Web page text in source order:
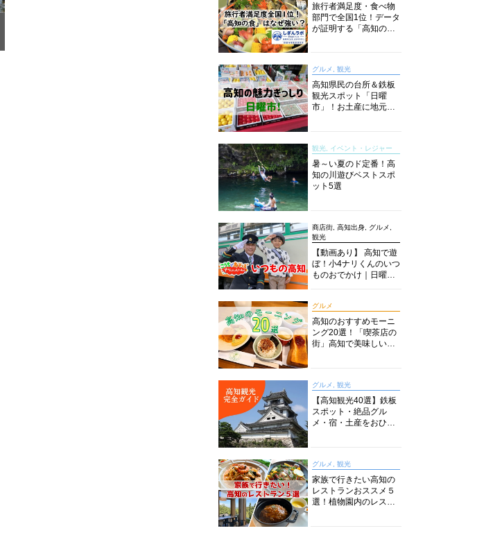
旅行者満足度・食べ物
部門で全国1位！データ
が証明する「高知の
グルメ, 観光
高知県民の台所＆鉄板
観光スポット「日曜
市」！お土産に地元野
説！
観光, イベント・レジャー
暑～い夏のド定番！高
知の川遊びベストスポ
ット5選
商店街, 高知出身, グルメ,
観光
【動画あり】 高知で遊
ぼ！小4ナリくんのいつ
ものおでかけ｜日曜市
グルメ
高知のおすすめモーニ
ング20選！「喫茶店の
街」高知で美味しい喫
グルメ, 観光
【高知観光40選】鉄板
スポット・絶品グル
メ・宿・土産をおひと
グルメ, 観光
家族で行きたい高知の
レストランおススメ５
選！植物園内のレスト